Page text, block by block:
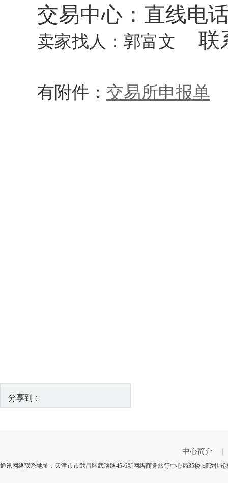
交易中心：直线电
卖家找人：郭富文 联
有附件： 交易所申报单
分享到：
中心简介
通讯网络联系地址：天津市市武昌区武珞路45-6新网络商务旅行中心局35楼 邮政快